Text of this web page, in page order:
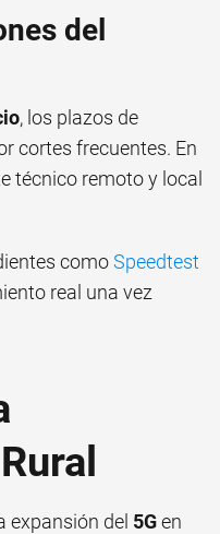
del
, los plazos de
cortes frecuentes. En
técnico remoto y local
comoSpeedtest
real una vez
expansión del 5Gen